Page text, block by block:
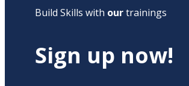
Build Skills with ourtrainings
Sign up now!